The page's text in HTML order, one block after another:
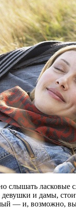
слышать
и дамы,
— и, возможно,